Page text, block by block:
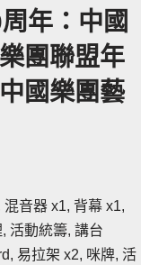
年：中國
團聯盟年
國樂團藝
音器 x1, 背幕 x1,
活動統籌, 講台
易拉架 x2, 咪牌, 活